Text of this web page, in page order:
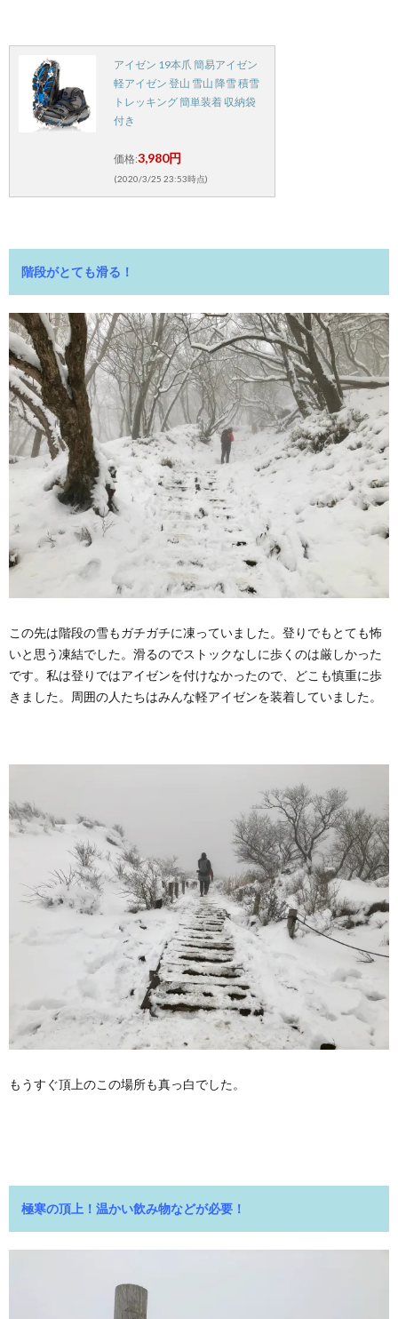
アイゼン 19本爪 簡易アイゼン
軽アイゼン 登山 雪山 降雪 積雪
トレッキング 簡単装着 収納袋
付き
価格:3,980円
(2020/3/25 23:53時点)
階段がとても滑る！
この先は階段の雪もガチガチに凍っていました。登りでもとても怖
いと思う凍結でした。滑るのでストックなしに歩くのは厳しかった
です。私は登りではアイゼンを付けなかったので、どこも慎重に歩
きました。周囲の人たちはみんな軽アイゼンを装着していました。
もうすぐ頂上のこの場所も真っ白でした。
極寒の頂上！温かい飲み物などが必要！